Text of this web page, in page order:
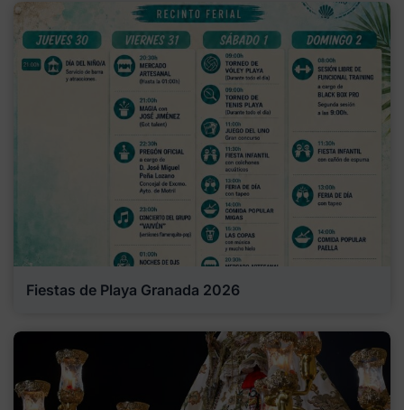
Fiestas de Playa Granada 2026